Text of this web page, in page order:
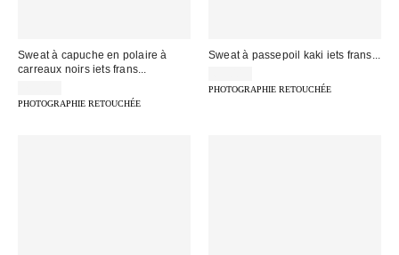
Sweat à capuche en polaire à
carreaux noirs iets frans...
PHOTOGRAPHIE RETOUCHÉE
Sweat à passepoil kaki iets frans...
PHOTOGRAPHIE RETOUCHÉE